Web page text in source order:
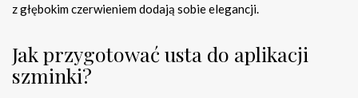
z głębokim czerwieniem dodają sobie elegancji.
Jak przygotować usta do aplikacji
szminki?